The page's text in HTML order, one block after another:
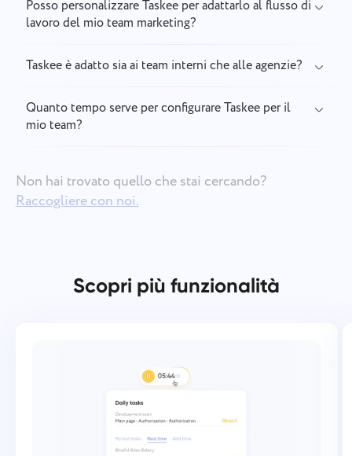
Posso personalizzare Taskee per adattarlo al flusso di
lavoro del mio team marketing?
Taskee è adatto sia ai team interni che alle agenzie?
Quanto tempo serve per configurare Taskee per il
mio team?
Non hai trovato quello che stai cercando?
Raccogliere con noi.
Scopri più funzionalità